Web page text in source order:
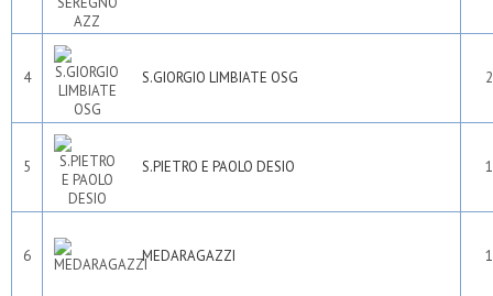
4 S.GIORGIO LIMBIATE OSG
5 S.PIETRO E PAOLO DESIO
6 MEDARAGAZZI